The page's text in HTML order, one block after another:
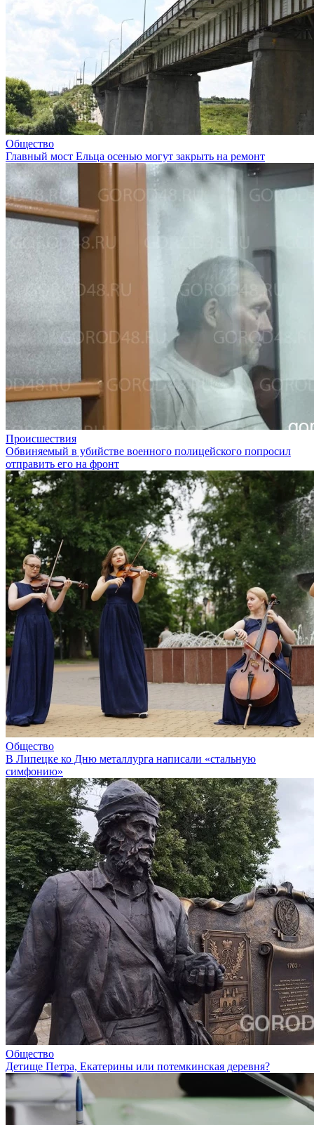
Общество
Главный мост Ельца осенью могут закрыть на ремонт
Происшествия
Обвиняемый в убийстве военного полицейского попросил
отправить его на фронт
Общество
В Липецке ко Дню металлурга написали «стальную
симфонию»
Общество
Детище Петра, Екатерины или потемкинская деревня?